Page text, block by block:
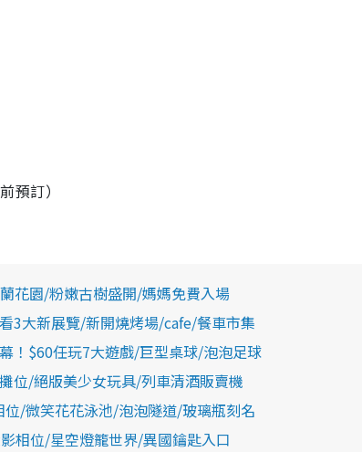
預訂）
花園/粉嫩古樹盛開/媽媽免費入場
3大新展覽/新開燒烤場/cafe/餐車市集
！$60任玩7大遊戲/巨型桌球/泡泡足球
位/絕版美少女玩具/列車清酒販賣機
位/微笑花花泳池/泡泡隧道/玻璃瓶刻名
相位/星空燈籠世界/異國鑰匙入口